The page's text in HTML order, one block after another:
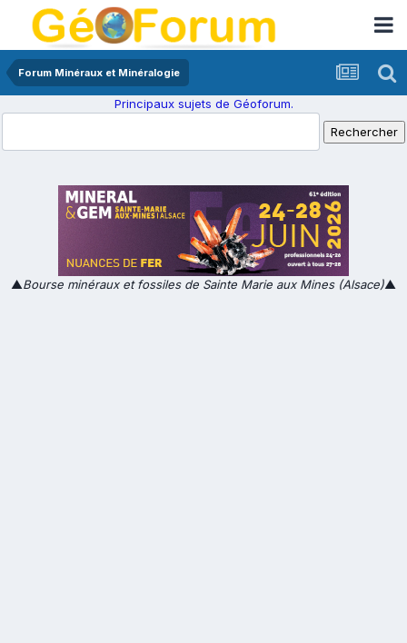
Forum Minéraux et Minéralogie
Principaux sujets de Géoforum.
▲Bourse minéraux et fossiles de Sainte Marie aux Mines (Alsace)▲